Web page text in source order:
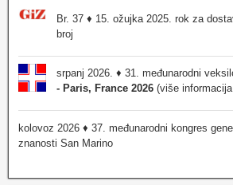
Br. 37 ♦ 15. ožujka 2025. rok za
broj
srpanj 2026. ♦ 31. međunarodni
- Paris, France 2026 (više
kolovoz 2026 ♦ 37. međunarodni kongres
znanosti San Marino